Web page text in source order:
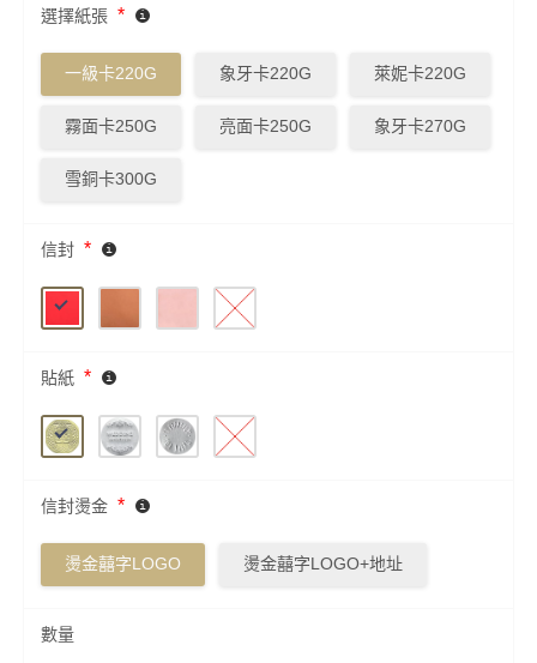
選擇紙張 *
一級卡220G 象牙卡220G 萊妮卡220G
霧面卡250G 亮面卡250G 象牙卡270G
雪銅卡300G
信封 *
貼紙 *
信封燙金 *
燙金囍字LOGO 燙金囍字LOGO+地址
數量